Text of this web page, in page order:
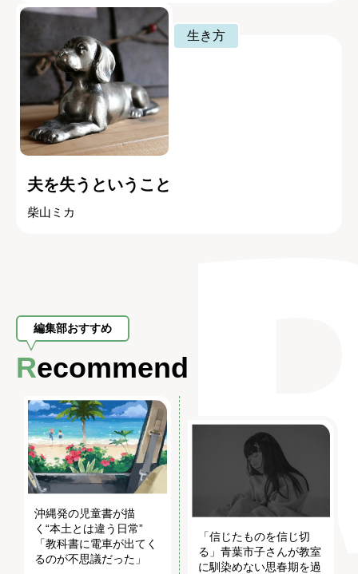
生き方
夫を失うということ
柴山ミカ
編集部おすすめ
Recommend
沖縄発の児童書が描
く“本土とは違う日常”
「教科書に電車が出てく
るのが不思議だった」
「信じたものを信じ切
る」青葉市子さんが教室
に馴染めない思春期を過